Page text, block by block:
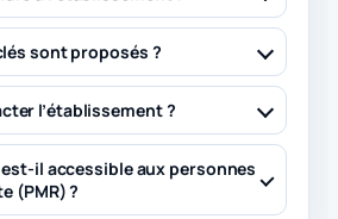
sont proposés ?
l’établissement ?
est-il accessible aux personnes
(PMR) ?